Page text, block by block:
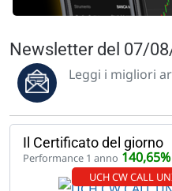
Newsletter del 07/
Leggi i migliori
Il Certificato del giorno
Performance 1 anno 140,65%
UCH CW CALL